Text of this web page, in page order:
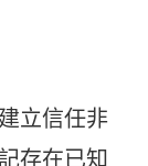
立信任非
存在已知